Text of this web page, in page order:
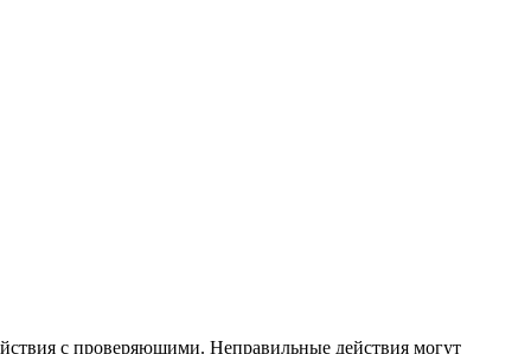
с проверяющими. Неправильные действия могут